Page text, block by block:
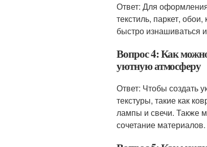
Ответ: Для
текстиль, паркет,
быстро изнашиваться
Вопрос 4: Как
уютную атмосферу
Ответ: Чтобы создать
текстуры, такие как
лампы и свечи. Также
сочетание материалов.